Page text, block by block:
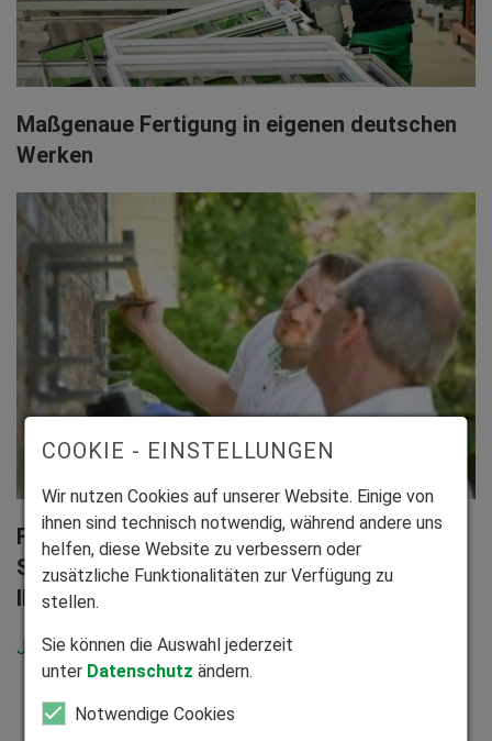
Maßgenaue Fertigung in eigenen deutschen
Werken
Fachgerechte Montage und bundesweiter
Service durch eigene Montagepartner aus
Ihrer Region
Jetzt Beratungstermin vereinbaren!
COOKIE - EINSTELLUNGEN
Wir nutzen Cookies auf unserer Website. Einige von
ihnen sind technisch notwendig, während andere uns
helfen, diese Website zu verbessern oder
zusätzliche Funktionalitäten zur Verfügung zu
stellen.
Sie können die Auswahl jederzeit
unter Datenschutz ändern.
Notwendige Cookies